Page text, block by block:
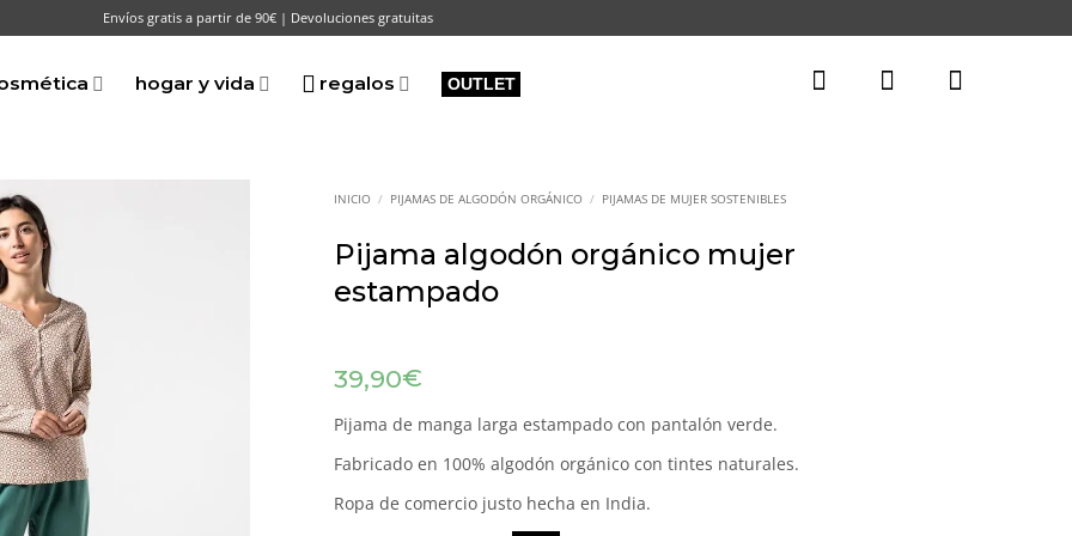
Envíos gratis a partir de 90€ | Devoluciones gratuitas
hogar y vida regalos OUTLET
INICIO / PIJAMAS DE ALGODÓN ORGÁNICO / PIJAMAS DE MUJER SOSTENIBLES
Pijama algodón orgánico mujer
estampado
39,90€
Pijama de manga larga estampado con pantalón verde.
Fabricado en 100% algodón orgánico con tintes naturales.
Ropa de comercio justo hecha en India.